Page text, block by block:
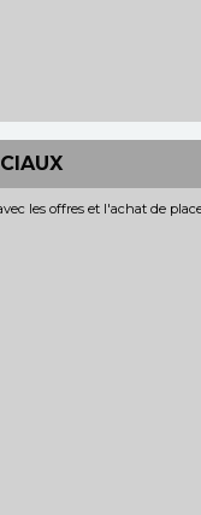
les offres et l'achat de